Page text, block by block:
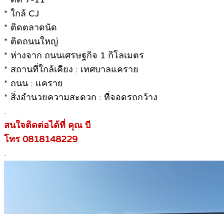
* ใกล้ CJ
* ติดตลาดนัด
* ติดถนนใหญ่
* ห่างจาก ถนนเศรษฐกิจ 1 กิโลเมตร
* สถานที่ใกล้เคียง : เทศบาลแคราย
* ถนน : แคราย
* สิ่งอำนวยความสะดวก : ที่จอดรถกว้าง
.
สนใจติดต่อได้ที่ คุณ บี
โทร 0818148229
.